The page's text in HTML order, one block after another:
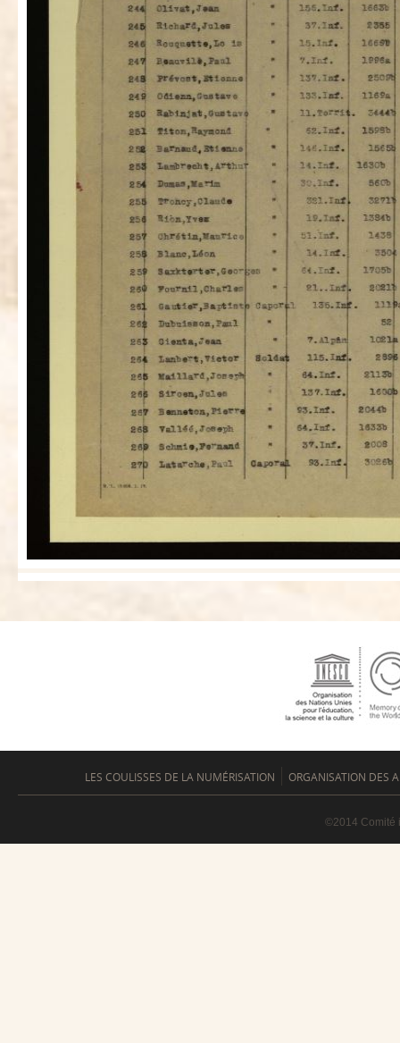
LES COULISSES DE LA NUMÉRISATION ORGANISATION DES
©2014 Comité